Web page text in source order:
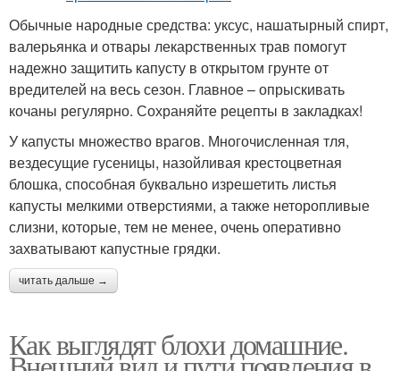
Обычные народные средства: уксус, нашатырный спирт,
валерьянка и отвары лекарственных трав помогут
надежно защитить капусту в открытом грунте от
вредителей на весь сезон. Главное – опрыскивать
кочаны регулярно. Сохраняйте рецепты в закладках!
У капусты множество врагов. Многочисленная тля,
вездесущие гусеницы, назойливая крестоцветная
блошка, способная буквально изрешетить листья
капусты мелкими отверстиями, а также неторопливые
слизни, которые, тем не менее, очень оперативно
захватывают капустные грядки.
читать дальше →
Как выглядят блохи домашние.